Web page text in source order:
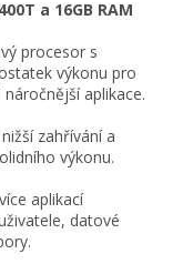
a 16GB RAM
procesor s
výkonu pro
aplikace.
zahřívání a
výkonu.
aplikací
datové